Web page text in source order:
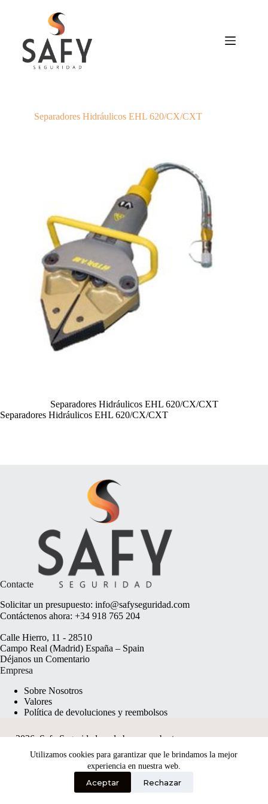
Utilizamos cookies para garantizar que le brindamos la mejor
experiencia en nuestra web.
Aceptar Rechazar
Separadores Hidráulicos EHL 620/CX/CXT
Separadores Hidráulicos EHL 620/CX/CXT
Separadores Hidráulicos EHL 620/CX/CXT
Contacte
Solicitar un presupuesto: info@safyseguridad.com
Contáctenos ahora: +34 918 765 204
Calle Hierro, 11 - 28510
Campo Real (Madrid) España – Spain
Déjanos un Comentario
Empresa
Sobre Nosotros
Valores
Política de devoluciones y reembolsos
2026, Safy Seguridad made byanyweb.pt